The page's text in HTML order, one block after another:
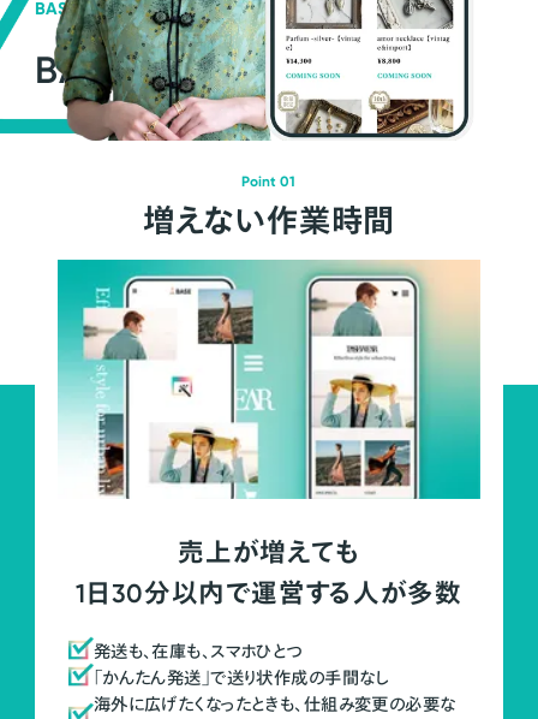
BASEの強み
BASEが強い3つの理由
Point 01
増えない作業時間
売上が増えても
1日30分以内で運営する人が多数
発送も、在庫も、スマホひとつ
「かんたん発送」で送り状作成の手間なし
海外に広げたくなったときも、仕組み変更の必要な